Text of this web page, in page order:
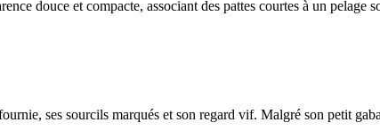
douce et compacte, associant des pattes courtes à un pelage
ses sourcils marqués et son regard vif. Malgré son petit